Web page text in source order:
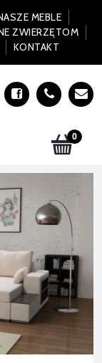
MEBLE
ZWIERZĘTOM
KONTAKT